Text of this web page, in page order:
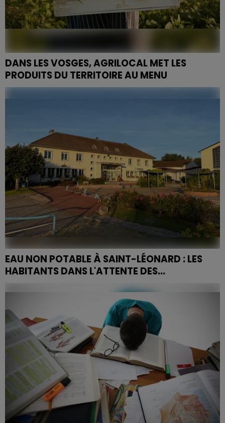
DANS LES VOSGES, AGRILOCAL MET LES
PRODUITS DU TERRITOIRE AU MENU
Du 18 au 22 mai, le Département des Vosges organise
la semaine Agrilocal « Connectez-vous local », une
EAU NON POTABLE À SAINT-LÉONARD : LES
HABITANTS DANS L'ATTENTE DES...
L'eau du robinet est impropre à la consommation
dans la commune vosgienne depuis plusieurs jours,
après la détection d'une contamination
bactériologique liée...